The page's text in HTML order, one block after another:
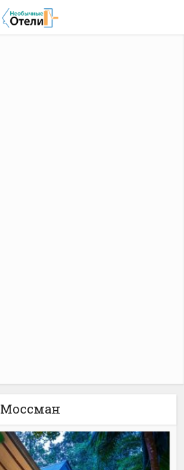
Моссман